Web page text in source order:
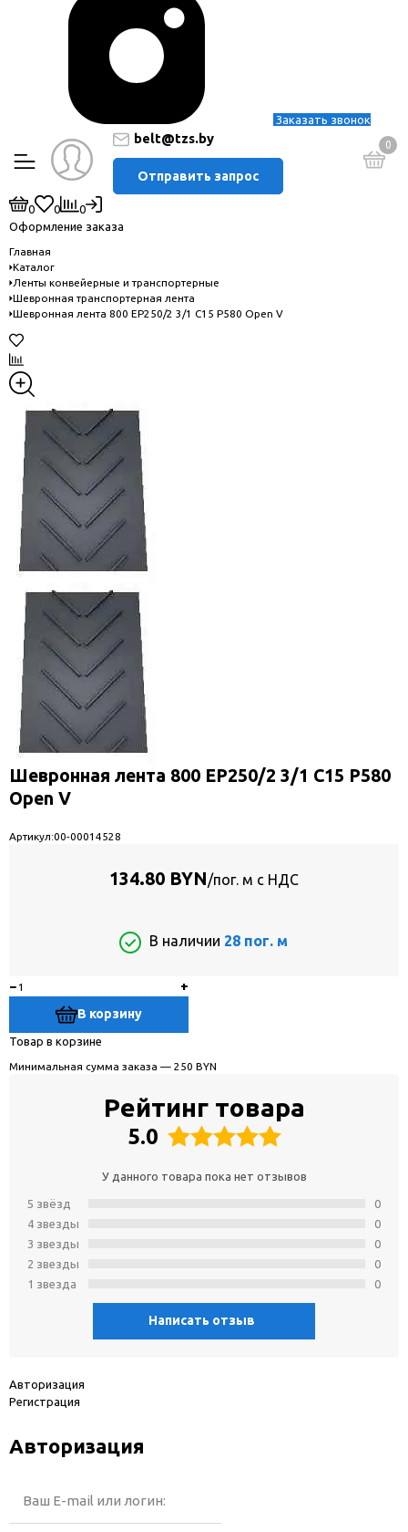
Заказать звонок
belt@tzs.by
Отправить запрос
0
0 0
0
Оформление заказа
Главная
Каталог
Ленты конвейерные и транспортерные
Шевронная транспортерная лента
Шевронная лента 800 EP250/2 3/1 C15 P580 Open V
Шевронная лента 800 EP250/2 3/1 C15 P580
Open V
Артикул:00-00014528
134.80 BYN/пог. м с НДС
В наличии 28 пог. м
−
+
В корзину
Товар в корзине
Минимальная сумма заказа — 250 BYN
Рейтинг товара
5.0
У данного товара пока нет отзывов
5 звёзд
4 звeзды
3 звeзды
2 звeзды
1 звeзда
0
0
0
0
0
Написать отзыв
Авторизация
Регистрация
Авторизация
Ваш E-mail или логин: